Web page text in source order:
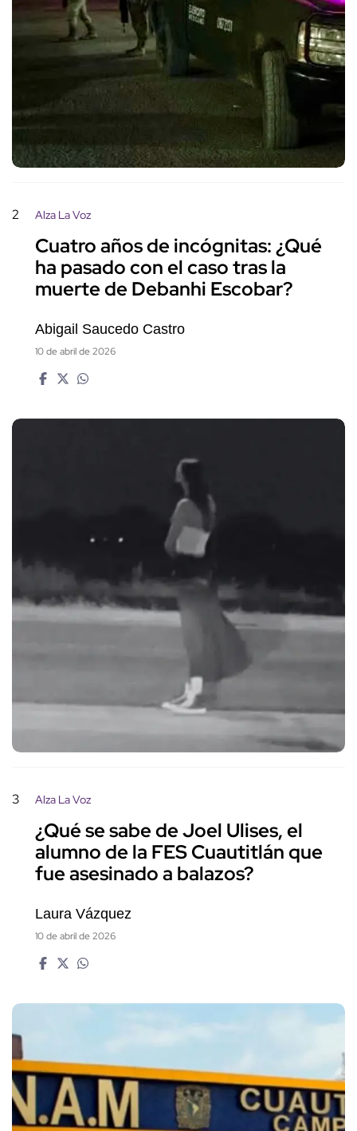
2 Alza La Voz
Cuatro años de incógnitas: ¿Qué
ha pasado con el caso tras la
muerte de Debanhi Escobar?
Abigail Saucedo Castro
10 de abril de 2026
3 Alza La Voz
¿Qué se sabe de Joel Ulises, el
alumno de la FES Cuautitlán que
fue asesinado a balazos?
Laura Vázquez
10 de abril de 2026